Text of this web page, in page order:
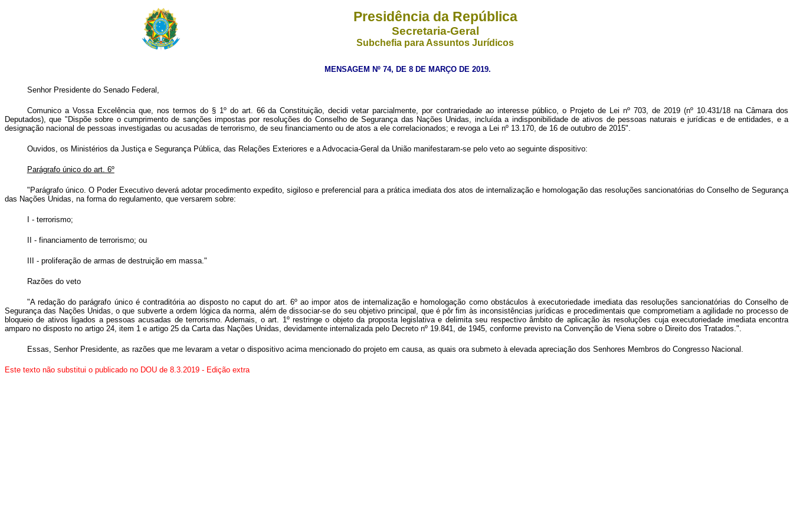
Presidência da República
Secretaria-Geral
Subchefia para Assuntos Jurídicos
MENSAGEM Nº 74, DE 8 DE MARÇO DE 2019.
Senhor Presidente do Senado Federal,
Comunico a Vossa Excelência que, nos termos do § 1º do art. 66 da Constituição, decidi vetar parcialmente, por contrariedade ao interesse público, o Projeto de Lei nº 703, de 2019 (nº 10.431/18 na Câmara dos
Deputados), que "Dispõe sobre o cumprimento de sanções impostas por resoluções do Conselho de Segurança das Nações Unidas, incluída a indisponibilidade de ativos de pessoas naturais e jurídicas e de entidades, e a
designação nacional de pessoas investigadas ou acusadas de terrorismo, de seu financiamento ou de atos a ele correlacionados; e revoga a Lei nº 13.170, de 16 de outubro de 2015".
Ouvidos, os Ministérios da Justiça e Segurança Pública, das Relações Exteriores e a Advocacia-Geral da União manifestaram-se pelo veto ao seguinte dispositivo:
Parágrafo único do art. 6º
"Parágrafo único. O Poder Executivo deverá adotar procedimento expedito, sigiloso e preferencial para a prática imediata dos atos de internalização e homologação das resoluções sancionatórias do Conselho de Segurança
das Nações Unidas, na forma do regulamento, que versarem sobre:
I - terrorismo;
II - financiamento de terrorismo; ou
III - proliferação de armas de destruição em massa."
Razões do veto
"A redação do parágrafo único é contraditória ao disposto no caput do art. 6º ao impor atos de internalização e homologação como obstáculos à executoriedade imediata das resoluções sancionatórias do Conselho de
Segurança das Nações Unidas, o que subverte a ordem lógica da norma, além de dissociar-se do seu objetivo principal, que é pôr fim às inconsistências jurídicas e procedimentais que comprometiam a agilidade no processo de
bloqueio de ativos ligados a pessoas acusadas de terrorismo. Ademais, o art. 1º restringe o objeto da proposta legislativa e delimita seu respectivo âmbito de aplicação às resoluções cuja executoriedade imediata encontra
amparo no disposto no artigo 24, item 1 e artigo 25 da Carta das Nações Unidas, devidamente internalizada pelo Decreto nº 19.841, de 1945, conforme previsto na Convenção de Viena sobre o Direito dos Tratados.".
Essas, Senhor Presidente, as razões que me levaram a vetar o dispositivo acima mencionado do projeto em causa, as quais ora submeto à elevada apreciação dos Senhores Membros do Congresso Nacional.
Este texto não substitui o publicado no DOU de 8.3.2019 - Edição extra